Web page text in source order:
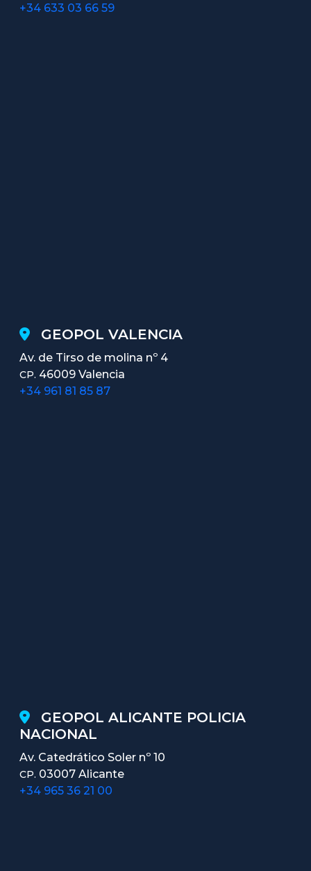
+34 633 03 66 59
GEOPOL VALENCIA
Av. de Tirso de molina nº 4
CP. 46009 Valencia
+34 961 81 85 87
GEOPOL ALICANTE POLICIA
NACIONAL
Av. Catedrático Soler nº 10
CP. 03007 Alicante
+34 965 36 21 00